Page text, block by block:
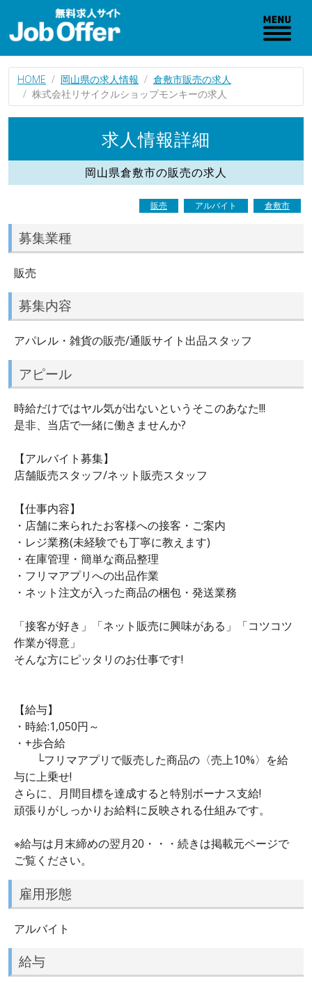
HOME 岡山県の求人情報
倉敷市販売の求人
株式会社リサイクルショップモンキーの求人
求人情報詳細
岡山県倉敷市の販売の求人
販売 アルバイト 倉敷市
募集業種
販売
募集内容
アパレル・雑貨の販売/通販サイト出品スタッフ
アピール
時給だけではヤル気が出ないというそこのあなた!!!
是非、当店で一緒に働きませんか?
【アルバイト募集】
店舗販売スタッフ/ネット販売スタッフ
【仕事内容】
・店舗に来られたお客様への接客・ご案内
・レジ業務(未経験でも丁寧に教えます)
・在庫管理・簡単な商品整理
・フリマアプリへの出品作業
・ネット注文が入った商品の梱包・発送業務
「接客が好き」「ネット販売に興味がある」「コツコツ
作業が得意」
そんな方にピッタリのお仕事です!
【給与】
・時給:1,050円～
・+歩合給
└フリマアプリで販売した商品の〈売上10%〉を給
与に上乗せ!
さらに、月間目標を達成すると特別ボーナス支給!
頑張りがしっかりお給料に反映される仕組みです。
※給与は月末締めの翌月20・・・続きは掲載元ページで
ご覧ください。
雇用形態
アルバイト
給与